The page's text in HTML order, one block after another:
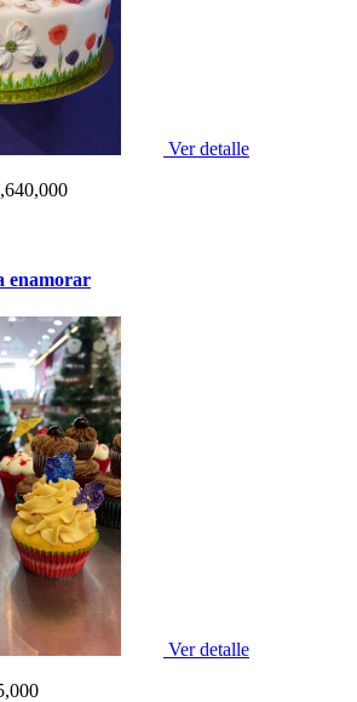
Ver detalle
enamorar
Ver detalle